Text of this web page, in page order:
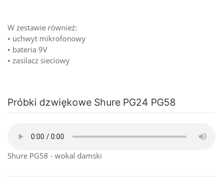
W zestawie również:
• uchwyt mikrofonowy
• bateria 9V
• zasilacz sieciowy
Próbki dzwiękowe Shure PG24 PG58
Shure PG58 - wokal damski